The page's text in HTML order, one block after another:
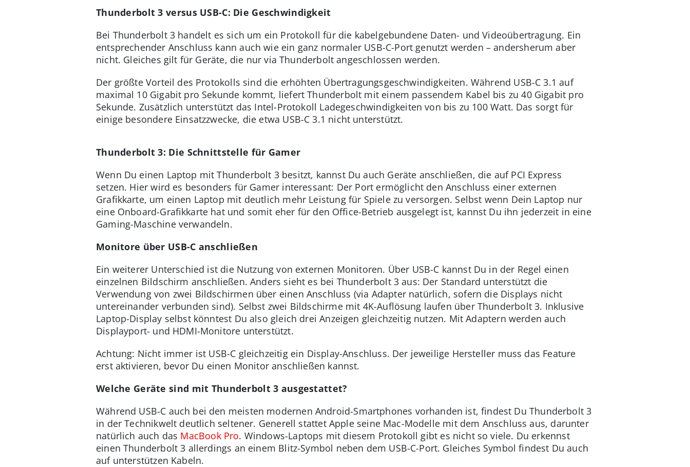
Thunderbolt 3 versus USB-C: Die Geschwindigkeit
Bei Thunderbolt 3 handelt es sich um ein Protokoll für die kabelgebundene Daten- und Videoübertragung. Ein
entsprechender Anschluss kann auch wie ein ganz normaler USB-C-Port genutzt werden – andersherum aber
nicht. Gleiches gilt für Geräte, die nur via Thunderbolt angeschlossen werden.
Der größte Vorteil des Protokolls sind die erhöhten Übertragungsgeschwindigkeiten. Während USB-C 3.1 auf
maximal 10 Gigabit pro Sekunde kommt, liefert Thunderbolt mit einem passendem Kabel bis zu 40 Gigabit pro
Sekunde. Zusätzlich unterstützt das Intel-Protokoll Ladegeschwindigkeiten von bis zu 100 Watt. Das sorgt für
einige besondere Einsatzzwecke, die etwa USB-C 3.1 nicht unterstützt.
Thunderbolt 3: Die Schnittstelle für Gamer
Wenn Du einen Laptop mit Thunderbolt 3 besitzt, kannst Du auch Geräte anschließen, die auf PCI Express
setzen. Hier wird es besonders für Gamer interessant: Der Port ermöglicht den Anschluss einer externen
Grafikkarte, um einen Laptop mit deutlich mehr Leistung für Spiele zu versorgen. Selbst wenn Dein Laptop nur
eine Onboard-Grafikkarte hat und somit eher für den Office-Betrieb ausgelegt ist, kannst Du ihn jederzeit in eine
Gaming-Maschine verwandeln.
Monitore über USB-C anschließen
Ein weiterer Unterschied ist die Nutzung von externen Monitoren. Über USB-C kannst Du in der Regel einen
einzelnen Bildschirm anschließen. Anders sieht es bei Thunderbolt 3 aus: Der Standard unterstützt die
Verwendung von zwei Bildschirmen über einen Anschluss (via Adapter natürlich, sofern die Displays nicht
untereinander verbunden sind). Selbst zwei Bildschirme mit 4K-Auflösung laufen über Thunderbolt 3. Inklusive
Laptop-Display selbst könntest Du also gleich drei Anzeigen gleichzeitig nutzen. Mit Adaptern werden auch
Displayport- und HDMI-Monitore unterstützt.
Achtung: Nicht immer ist USB-C gleichzeitig ein Display-Anschluss. Der jeweilige Hersteller muss das Feature
erst aktivieren, bevor Du einen Monitor anschließen kannst.
Welche Geräte sind mit Thunderbolt 3 ausgestattet?
Während USB-C auch bei den meisten modernen Android-Smartphones vorhanden ist, findest Du Thunderbolt 3
in der Technikwelt deutlich seltener. Generell stattet Apple seine Mac-Modelle mit dem Anschluss aus, darunter
natürlich auch das MacBook Pro. Windows-Laptops mit diesem Protokoll gibt es nicht so viele. Du erkennst
einen Thunderbolt 3 allerdings an einem Blitz-Symbol neben dem USB-C-Port. Gleiches Symbol findest Du auch
auf unterstützen Kabeln.